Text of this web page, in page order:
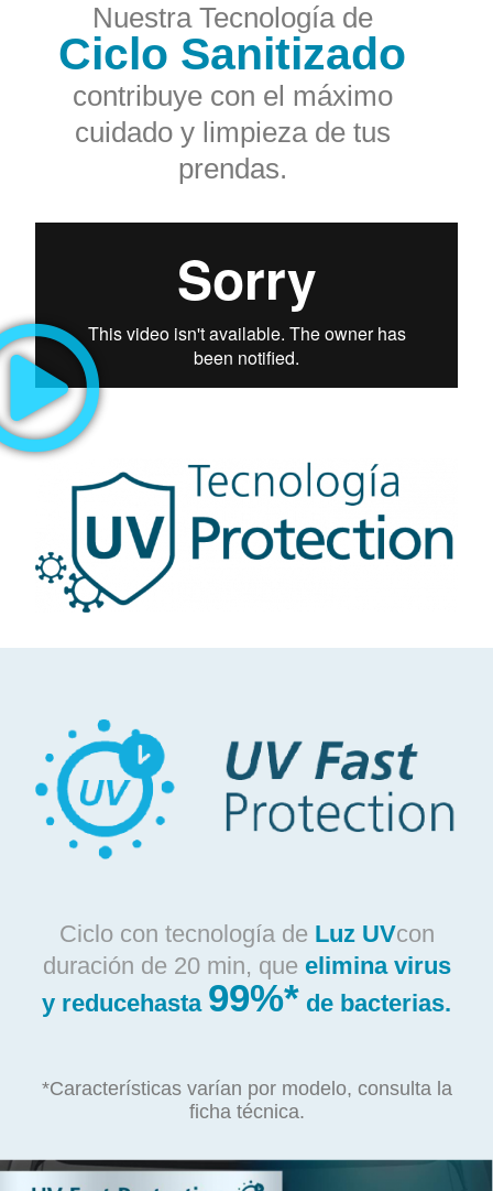
Nuestra Tecnología de
Ciclo Sanitizado
contribuye con el máximo
cuidado y limpieza de tus
prendas.
Ciclo con tecnología de Luz UVcon
duración de 20 min, que elimina virus
y reducehasta 99%* de bacterias.
*Características varían por modelo, consulta la
ficha técnica.